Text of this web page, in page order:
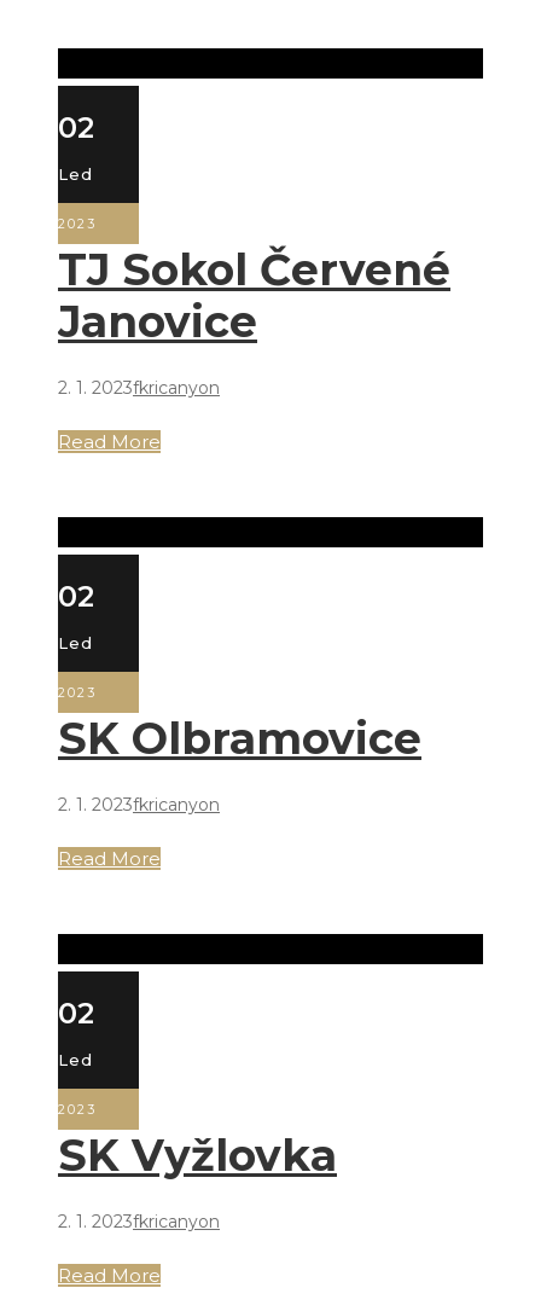
02
Led
2023
TJ Sokol Červené
Janovice
2. 1. 2023fkricanyon
Read More
02
Led
2023
SK Olbramovice
2. 1. 2023fkricanyon
Read More
02
Led
2023
SK Vyžlovka
2. 1. 2023fkricanyon
Read More